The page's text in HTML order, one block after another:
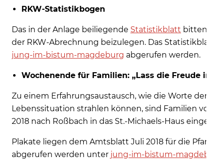
RKW-Statistikbogen
Das in der Anlage beiliegende Statistikblatt bitten
der RKW-Abrechnung beizulegen. Das
jung-im-bistum-magdeburg abgerufen werden.
Wochenende für Familien: „Lass die Freude in
Zu einem Erfahrungsaustausch, wie die Worte der
Lebenssituation strahlen können, sind Familien vom
2018 nach Roßbach in das St.-Michaels-Haus
Plakate liegen dem Amtsblatt Juli 2018 für die
abgerufen werden unter jung-im-bistum-